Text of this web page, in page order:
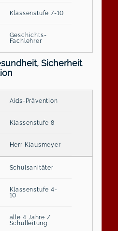
Klassenstufe 7-10
Geschichts-
Fachlehrer
Sicherheit
Aids-Prävention
Klassenstufe 8
Herr Klausmeyer
Schulsanitäter
Klassenstufe 4-
10
alle 4 Jahre /
Schulleitung